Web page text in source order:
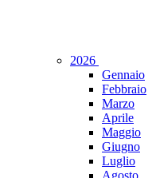
2026
Gennaio
Febbraio
Marzo
Aprile
Maggio
Giugno
Luglio